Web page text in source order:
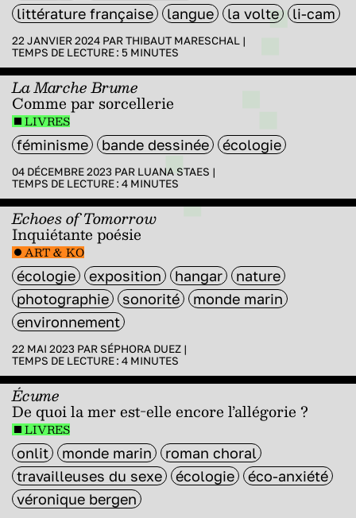
littérature française
langue la volte li-cam
22 JANVIER 2024 PARTHIBAUT MARESCHAL |
TEMPS DE LECTURE : 5 MINUTES
La Marche Brume
Comme par sorcellerie
LIVRES
féminisme bande dessinée écologie
04 DÉCEMBRE 2023 PAR LUANA STAES |
TEMPS DE LECTURE : 4 MINUTES
Echoes of Tomorrow
Inquiétante poésie
ART & KO
écologie exposition hangar
nature
photographie
sonorité
monde marin
environnement
22 MAI 2023 PAR SÉPHORA DUEZ |
TEMPS DE LECTURE : 4 MINUTES
Écume
De quoi la mer est-elle encore l’allégorie ?
LIVRES
onlit monde marin
roman choral
travailleuses du sexe
écologie
éco-anxiété
véronique bergen